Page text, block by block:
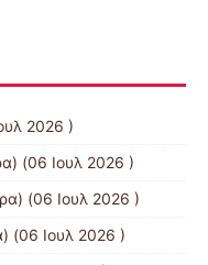
2026 )
(06 Ιουλ 2026 )
(06 Ιουλ 2026 )
(06 Ιουλ 2026 )